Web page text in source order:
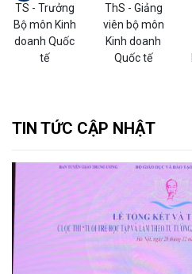
TS - Trưởng
Bộ môn Kinh
doanh Quốc
tế
ThS - Giảng
viên bộ môn
Kinh doanh
Quốc tế
TIN TỨC CẬP NHẬT